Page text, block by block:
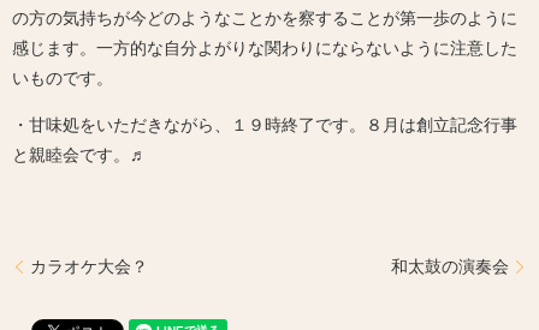
の方の気持ちが今どのようなことかを察することが第一歩のように
感じます。一方的な自分よがりな関わりにならないように注意した
いものです。
・甘味処をいただきながら、１９時終了です。８月は創立記念行事
と親睦会です。♬
カラオケ大会？ 和太鼓の演奏会